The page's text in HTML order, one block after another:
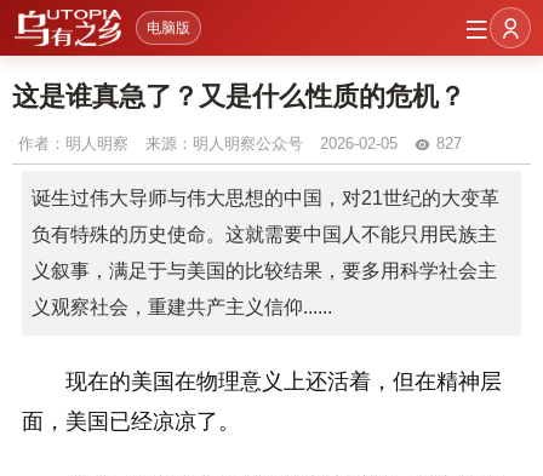
电脑版
这是谁真急了？又是什么性质的危机？
作者： 明人明察 来源：明人明察公众号 2026-02-05 827
诞生过伟大导师与伟大思想的中国，对21世纪的大变革
负有特殊的历史使命。这就需要中国人不能只用民族主
义叙事，满足于与美国的比较结果，要多用科学社会主
义观察社会，重建共产主义信仰......
现在的美国在物理意义上还活着，但在精神层
面，美国已经凉凉了。